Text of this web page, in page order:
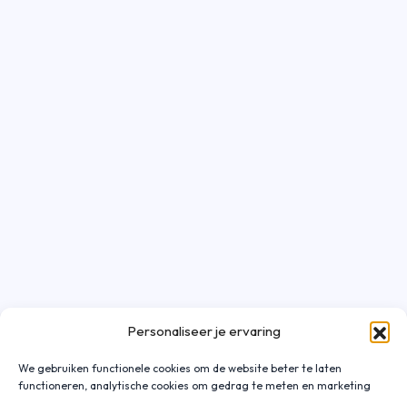
Personaliseer je ervaring
We gebruiken functionele cookies om de website beter te laten
functioneren, analytische cookies om gedrag te meten en marketing